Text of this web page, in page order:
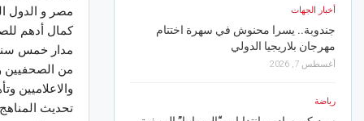
مصر و الدول
مدار خمس
من الصحفيين
أخبار الجهات
جندوبة.. يسرا محنوش في سهرة اختتام
مهرجان بلاريجيا الدولي
أغسطس 7, 2026
رياضة
قرعة كأس الكنفدرالية
مواجهات الأندية
أخبار الجهات